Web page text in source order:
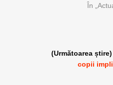
În
(Următoarea
copii